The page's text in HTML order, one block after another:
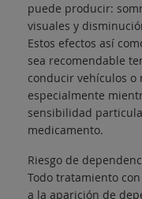
puede producir:
visuales y
Estos efectos así
sea recomendable
conducir vehículos
especialmente
sensibilidad
medicamento.
Riesgo de
Todo tratamiento
a la aparición de